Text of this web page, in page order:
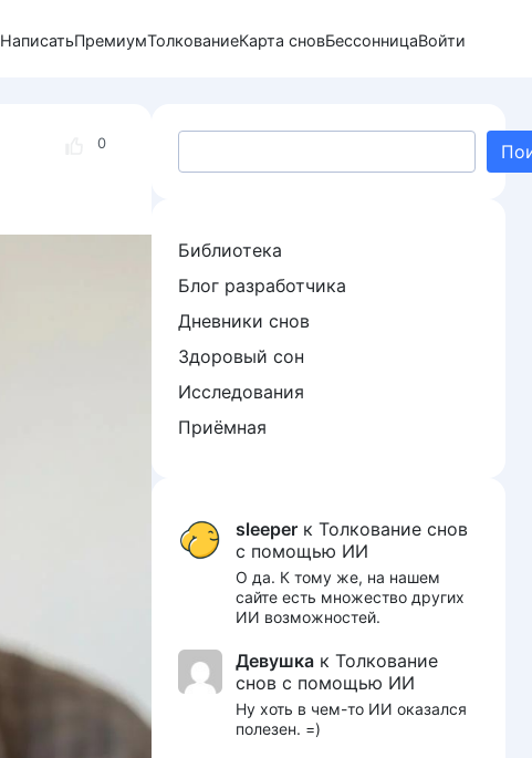
НаписатьПремиумТолкованиеКарта сновБессонницаВойти
0
Библиотека
Блог разработчика
Дневники снов
Здоровый сон
Исследования
Приёмная
sleeper к Толкование снов
с помощью ИИ
О да. К тому же, на нашем
сайте есть множество других
ИИ возможностей.
Девушка к Толкование
снов с помощью ИИ
Ну хоть в чем-то ИИ оказался
полезен. =)